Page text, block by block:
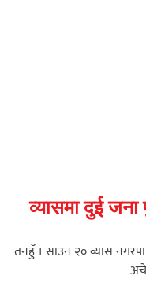
व्यासमा दुई
तनहुँ । साउन २० व्यास